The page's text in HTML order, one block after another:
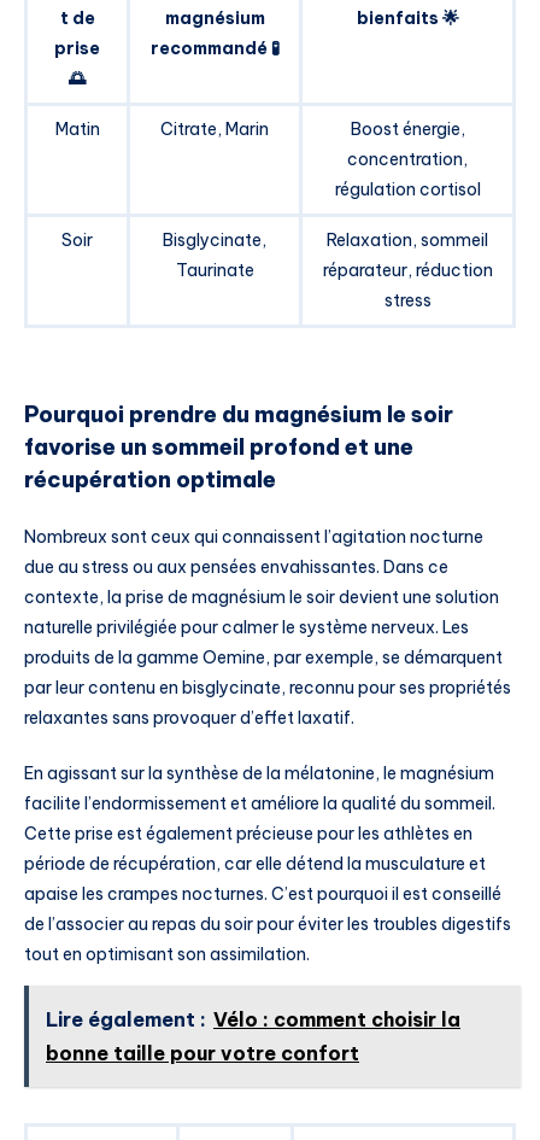
t de
prise
🌅
magnésium
recommandé 🧪
bienfaits 🌟
Matin Citrate, Marin
Boost énergie,
concentration,
régulation cortisol
Soir
Bisglycinate,
Taurinate
Relaxation, sommeil
réparateur, réduction
stress
Pourquoi prendre du magnésium le soir
favorise un sommeil profond et une
récupération optimale
Nombreux sont ceux qui connaissent l’agitation nocturne
due au stress ou aux pensées envahissantes. Dans ce
contexte, la prise de magnésium le soir devient une solution
naturelle privilégiée pour calmer le système nerveux. Les
produits de la gamme Oemine, par exemple, se démarquent
par leur contenu en bisglycinate, reconnu pour ses propriétés
relaxantes sans provoquer d’effet laxatif.
En agissant sur la synthèse de la mélatonine, le magnésium
facilite l’endormissement et améliore la qualité du sommeil.
Cette prise est également précieuse pour les athlètes en
période de récupération, car elle détend la musculature et
apaise les crampes nocturnes. C’est pourquoi il est conseillé
de l’associer au repas du soir pour éviter les troubles digestifs
tout en optimisant son assimilation.
Lire également : Vélo : comment choisir la
bonne taille pour votre confort